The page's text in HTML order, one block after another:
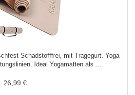
Schadstofffrei, mit Tragegurt. Yoga
Ideal Yogamatten als ...
26,99 €